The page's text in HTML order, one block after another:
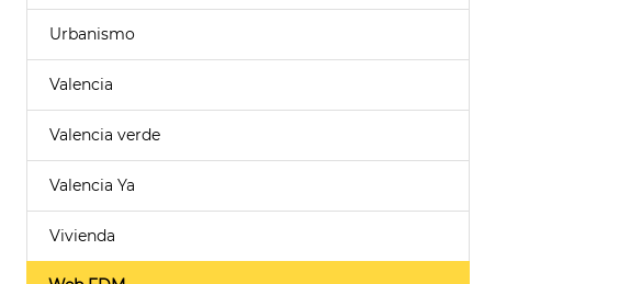
Urbanismo
Valencia
Valencia verde
Valencia Ya
Vivienda